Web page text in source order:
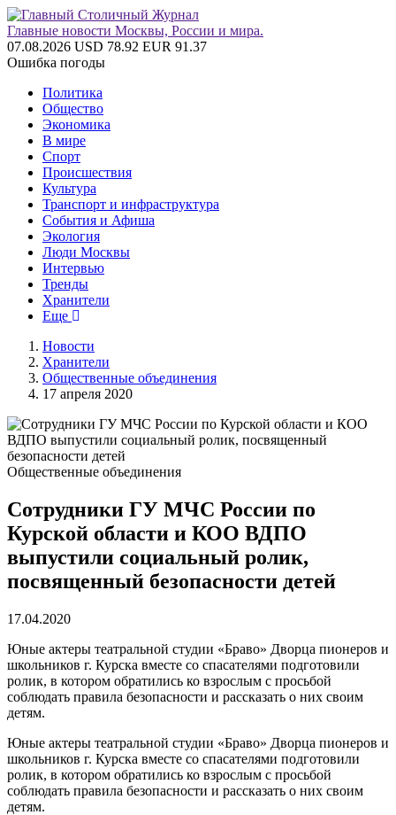
Главные новости Москвы, России и мира.
07.08.2026 USD 78.92 EUR 91.37
Ошибка погоды
Политика
Общество
Экономика
В мире
Спорт
Происшествия
Культура
Транспорт и инфраструктура
События и Афиша
Экология
Люди Москвы
Интервью
Тренды
Хранители
Еще
Новости
Хранители
Общественные объединения
17 апреля 2020
Общественные объединения
Сотрудники ГУ МЧС России по
Курской области и КОО ВДПО
выпустили социальный ролик,
посвященный безопасности детей
17.04.2020
Юные актеры театральной студии «Браво» Дворца пионеров и
школьников г. Курска вместе со спасателями подготовили
ролик, в котором обратились ко взрослым с просьбой
соблюдать правила безопасности и рассказать о них своим
детям.
Юные актеры театральной студии «Браво» Дворца пионеров и
школьников г. Курска вместе со спасателями подготовили
ролик, в котором обратились ко взрослым с просьбой
соблюдать правила безопасности и рассказать о них своим
детям.